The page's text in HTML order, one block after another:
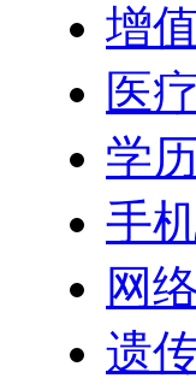
增
医
学
手
网
遗